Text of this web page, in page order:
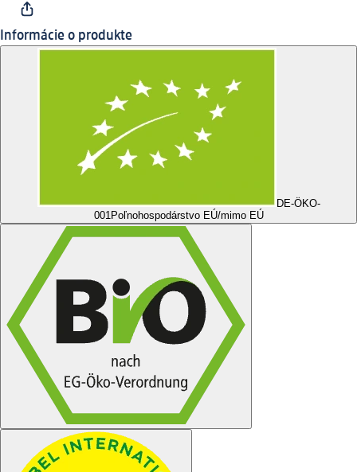
Informácie o produkte
DE-ÖKO-
001Poľnohospodárstvo EÚ/mimo EÚ